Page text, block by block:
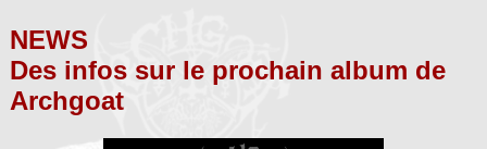
NEWS
Des infos sur le prochain album de
Archgoat